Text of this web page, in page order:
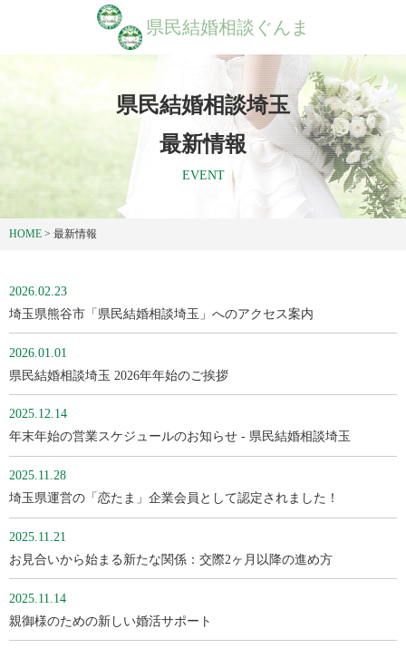
県民結婚相談ぐんま
県民結婚相談埼玉
最新情報
EVENT
HOME > 最新情報
2026.02.23
埼玉県熊谷市「県民結婚相談埼玉」へのアクセス案内
2026.01.01
県民結婚相談埼玉 2026年年始のご挨拶
2025.12.14
年末年始の営業スケジュールのお知らせ - 県民結婚相談埼玉
2025.11.28
埼玉県運営の「恋たま」企業会員として認定されました！
2025.11.21
お見合いから始まる新たな関係：交際2ヶ月以降の進め方
2025.11.14
親御様のための新しい婚活サポート